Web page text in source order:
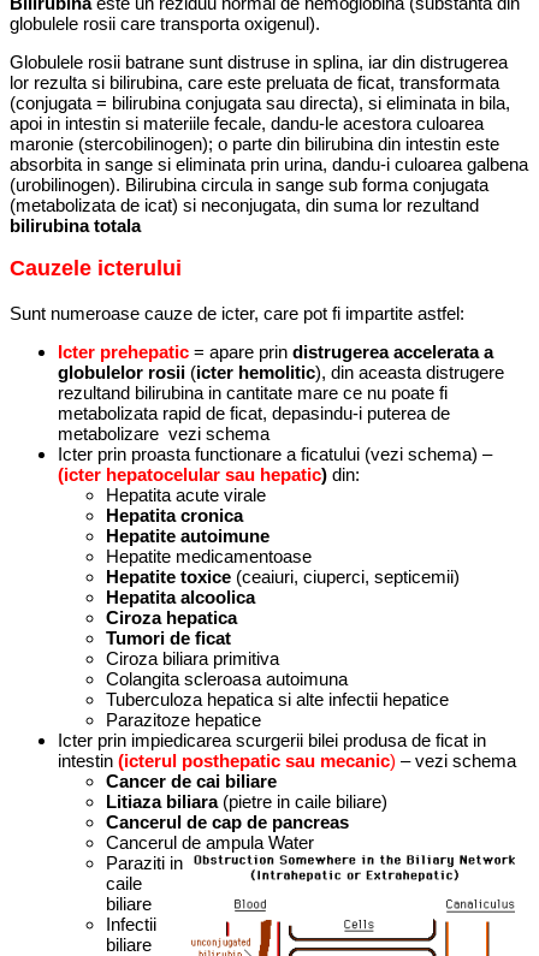
globulele rosii care transporta oxigenul).
Globulele rosii batrane sunt distruse in splina, iar din distrugerea
lor rezulta si bilirubina, care este preluata de ficat, transformata
(conjugata = bilirubina conjugata sau directa), si eliminata in bila,
apoi in intestin si materiile fecale, dandu-le acestora culoarea
maronie (stercobilinogen); o parte din bilirubina din intestin este
absorbita in sange si eliminata prin urina, dandu-i culoarea galbena
(urobilinogen). Bilirubina circula in sange sub forma conjugata
(metabolizata de icat) si neconjugata, din suma lor rezultand
bilirubina totala
Cauzele icterului
Sunt numeroase cauze de icter, care pot fi impartite astfel:
Icter prehepatic = apare prin distrugerea accelerata a
globulelor rosii (icter hemolitic), din aceasta distrugere
rezultand bilirubina in cantitate mare ce nu poate fi
metabolizata rapid de ficat, depasindu-i puterea de
metabolizare vezi schema
Icter prin proasta functionare a ficatului (vezi schema) –
(icter hepatocelular sau hepatic) din:
Hepatita acute virale
Hepatita cronica
Hepatite autoimune
Hepatite medicamentoase
Hepatite toxice (ceaiuri, ciuperci, septicemii)
Hepatita alcoolica
Ciroza hepatica
Tumori de ficat
Ciroza biliara primitiva
Colangita scleroasa autoimuna
Tuberculoza hepatica si alte infectii hepatice
Parazitoze hepatice
Icter prin impiedicarea scurgerii bilei produsa de ficat in
intestin (icterul posthepatic sau mecanic) – vezi schema
Cancer de cai biliare
Litiaza biliara(pietre in caile biliare)
Cancerul de cap de pancreas
Cancerul de ampula Water
Paraziti in
caile
biliare
Infectii
biliare